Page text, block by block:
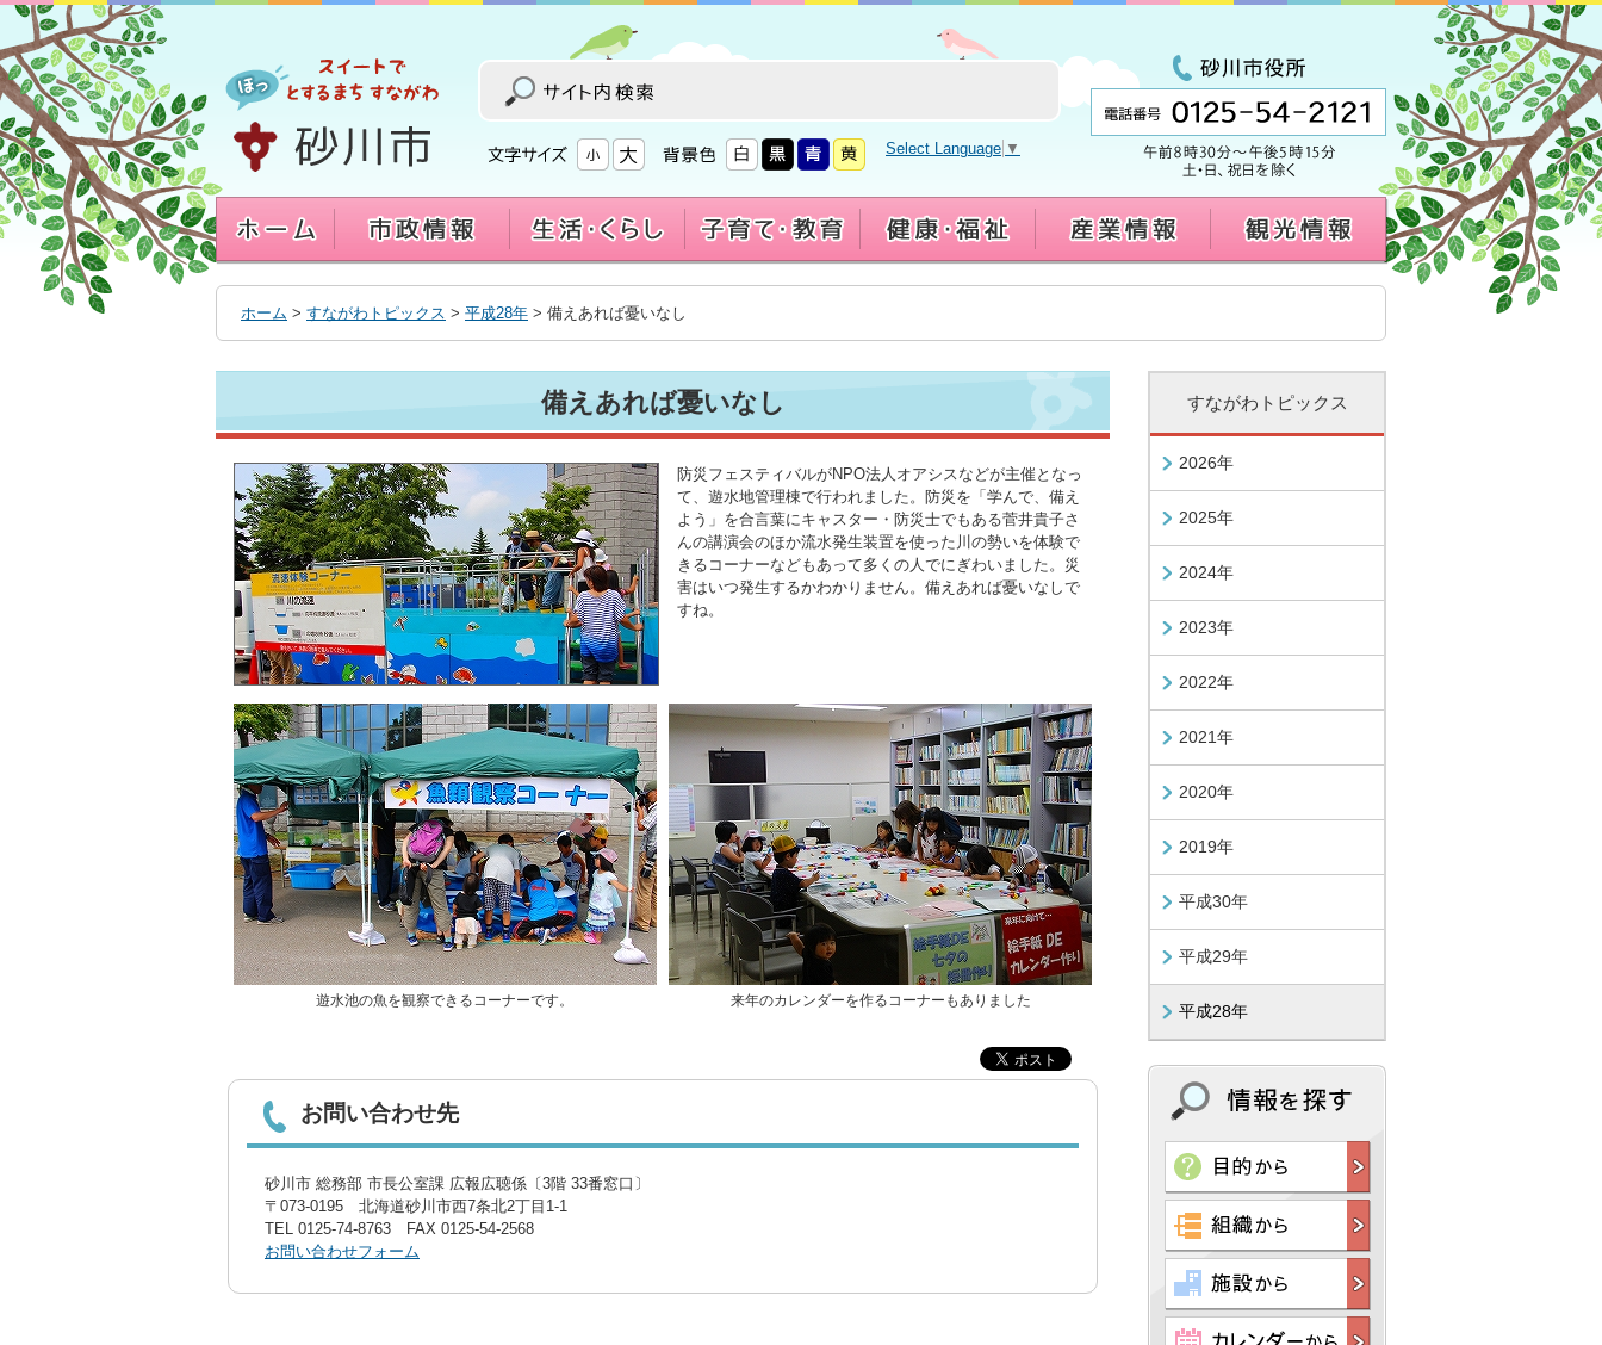
へ
移
動
す
る
Select Language ▼
ホーム > すながわトピックス > 平成28年 > 備えあれば憂いなし
備えあれば憂いなし
防災フェスティバルがNPO法人オアシスなどが主催となっ
て、遊水地管理棟で行われました。防災を「学んで、備え
よう」を合言葉にキャスター・防災士でもある菅井貴子さ
んの講演会のほか流水発生装置を使った川の勢いを体験で
きるコーナーなどもあって多くの人でにぎわいました。災
害はいつ発生するかわかりません。備えあれば憂いなしで
すね。
遊水池の魚を観察できるコーナーです。 来年のカレンダーを作るコーナーもありました
お問い合わせ先
砂川市 総務部 市長公室課 広報広聴係〔3階 33番窓口〕
〒073-0195 北海道砂川市西7条北2丁目1-1
TEL 0125-74-8763 FAX 0125-54-2568
お問い合わせフォーム
すながわトピックス
2026年
2025年
2024年
2023年
2022年
2021年
2020年
2019年
平成30年
平成29年
平成28年